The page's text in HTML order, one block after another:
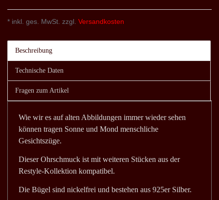
* inkl. ges. MwSt. zzgl. Versandkosten
Beschreibung
Technische Daten
Fragen zum Artikel
Wie wir es auf alten Abbildungen immer wieder sehen
können tragen Sonne und Mond menschliche
Gesichtszüge.
Dieser Ohrschmuck ist mit weiteren Stücken aus der
Restyle-Kollektion kompatibel.
Die Bügel sind nickelfrei und bestehen aus 925er Silber.